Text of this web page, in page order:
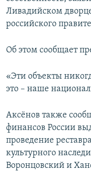
Ливадийском
российского
Об этом сообщает
«Эти объекты
это – наше
Аксёнов также
финансов России
проведение
культурного
Воронцовский и